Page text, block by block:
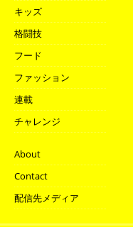
キッズ
格闘技
フード
ファッション
連載
チャレンジ
About
Contact
配信先メディア